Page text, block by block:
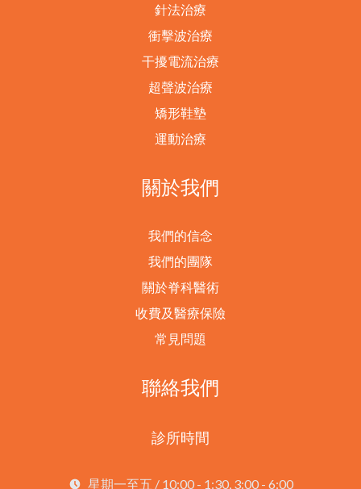
針法治療
衝擊波治療
干擾電流治療
超聲波治療
矯形鞋墊
運動治療
關於我們
我們的信念
我們的團隊
關於脊科醫術
收費及醫療保險
常見問題
聯絡我們
診所時間
星期一至五 / 10:00 - 1:30, 3:00 - 6:00